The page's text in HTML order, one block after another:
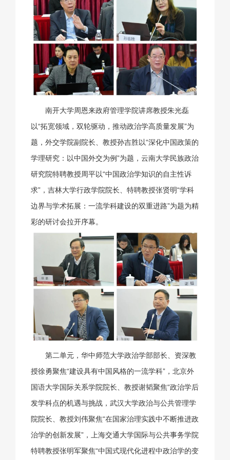
南开大学周恩来政府管理学院讲席教授朱光磊
以“拓宽领域，双轮驱动，推动政治学高质量发展”为
题，外交学院副院长、教授孙吉胜以“深化中国政策的
学理研究：以中国外交为例”为题，云南大学民族政治
研究院特聘教授周平以“中国政治学知识的自主性诉
求”，吉林大学行政学院院长、特聘教授张贤明“学科
边界与学术拓展：一流学科建设的双重进路”为题为精
彩的研讨会拉开序幕。
第二单元，华中师范大学政治学部部长、资深教
授徐勇聚焦“建设具有中国风格的一流学科”，北京外
国语大学国际关系学院院长、教授谢韬聚焦“政治学后
发学科点的机遇与挑战，武汉大学政治与公共管理学
院院长、教授刘伟聚焦“在国家治理实践中不断推进政
治学的创新发展”，上海交通大学国际与公共事务学院
特聘教授张明军聚焦“中国式现代化进程中政治学的变